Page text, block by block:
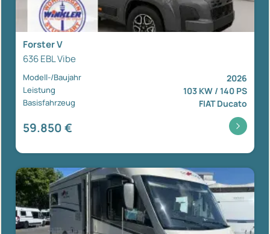
Forster V
636 EBL Vibe
Modell-/Baujahr 2026
Leistung 103 KW / 140 PS
Basisfahrzeug FIAT Ducato
59.850 €